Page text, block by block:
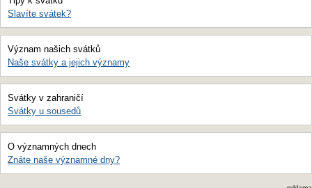
Slavíte svátek?
Význam našich svátků
Naše svátky a jejich významy
Svátky v zahraničí
Svátky u sousedů
O významných dnech
Znáte naše významné dny?